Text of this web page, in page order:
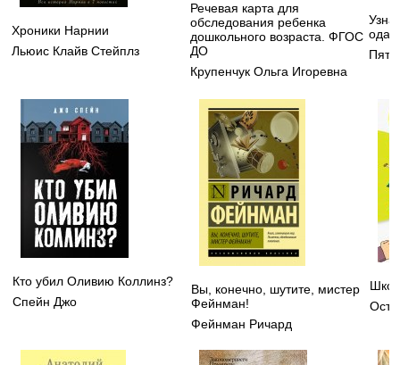
Хроники Нарнии
Льюис Клайв Стейплз
Речевая карта для
обследования ребенка
дошкольного возраста. ФГОС
ДО
Крупенчук Ольга Игоревна
Кто убил Оливию Коллинз?
Спейн Джо
Вы, конечно, шутите, мистер
Фейнман!
Фейнман Ричард